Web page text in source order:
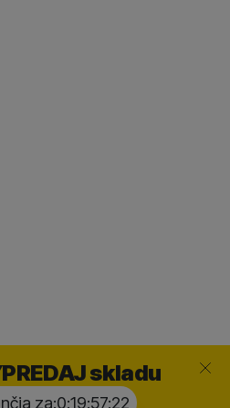
skladu
za:0:19:57:21
Zavrieť